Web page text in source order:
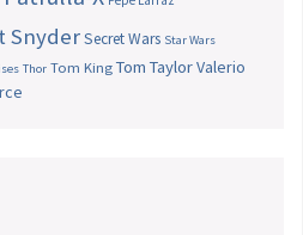
SnyderSecret Wars Star Wars
Thor Tom King Tom TaylorValerio